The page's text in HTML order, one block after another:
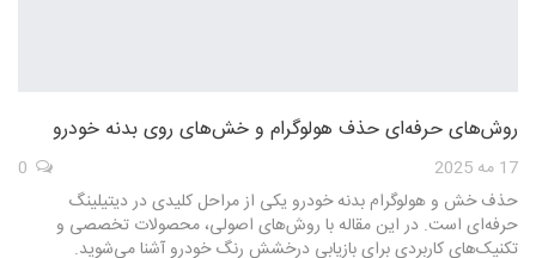
روش‌های حرفه‌ای حذف هولوگرام و خش‌های روی بدنه خودرو
17 مه 2025
حذف خش و هولوگرام بدنه خودرو یکی از مراحل کلیدی در دیتیلینگ
حرفه‌ای است. در این مقاله با روش‌های اصولی، محصولات تخصصی و
تکنیک‌های کاربردی برای بازیابی درخشش رنگ خودرو آشنا می‌شوید.